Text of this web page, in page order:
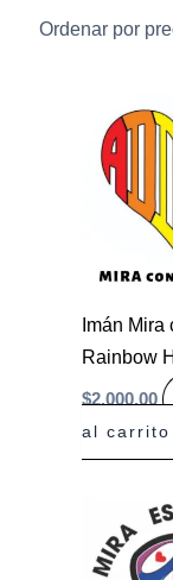
Imán Mira
Rainbow
$2.000,00
al carrito